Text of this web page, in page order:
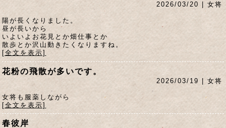
2026/03/20 | 女将
陽が長くなりました。
昼が長いから
いよいよお花見とか畑仕事とか
散歩とか沢山動きたくなりますね。
[全文を表示]
花粉の飛散が多いです。
2026/03/19 | 女将
女将も服薬しながら
[全文を表示]
春彼岸